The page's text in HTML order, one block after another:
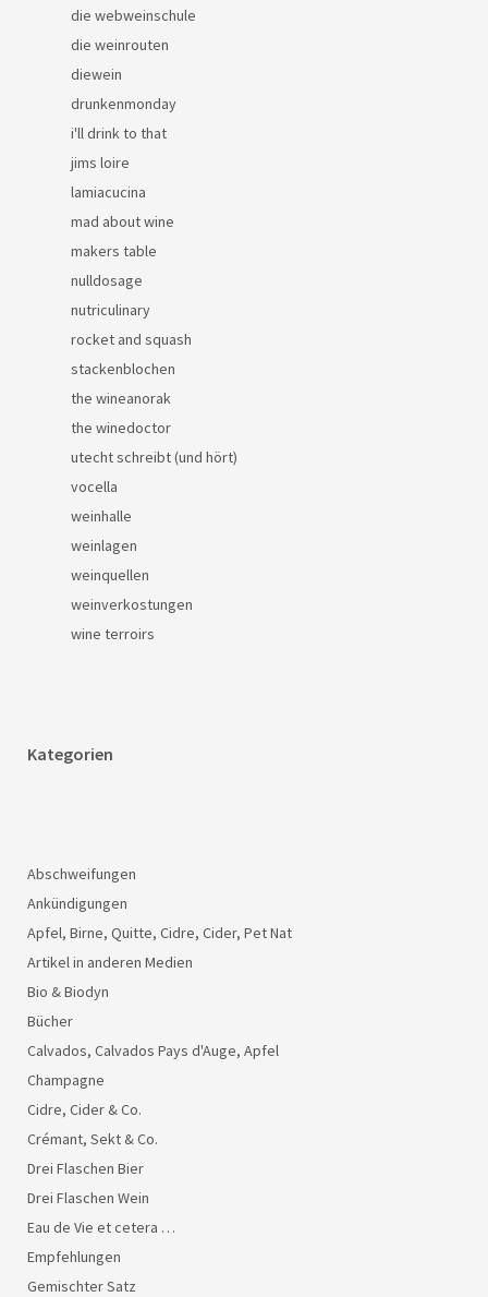
die webweinschule
die weinrouten
diewein
drunkenmonday
i'll drink to that
jims loire
lamiacucina
mad about wine
makers table
nulldosage
nutriculinary
rocket and squash
stackenblochen
the wineanorak
the winedoctor
utecht schreibt (und hört)
vocella
weinhalle
weinlagen
weinquellen
weinverkostungen
wine terroirs
Kategorien
Abschweifungen
Ankündigungen
Apfel, Birne, Quitte, Cidre, Cider, Pet Nat
Artikel in anderen Medien
Bio & Biodyn
Bücher
Calvados, Calvados Pays d'Auge, Apfel
Champagne
Cidre, Cider & Co.
Crémant, Sekt & Co.
Drei Flaschen Bier
Drei Flaschen Wein
Eau de Vie et cetera …
Empfehlungen
Gemischter Satz